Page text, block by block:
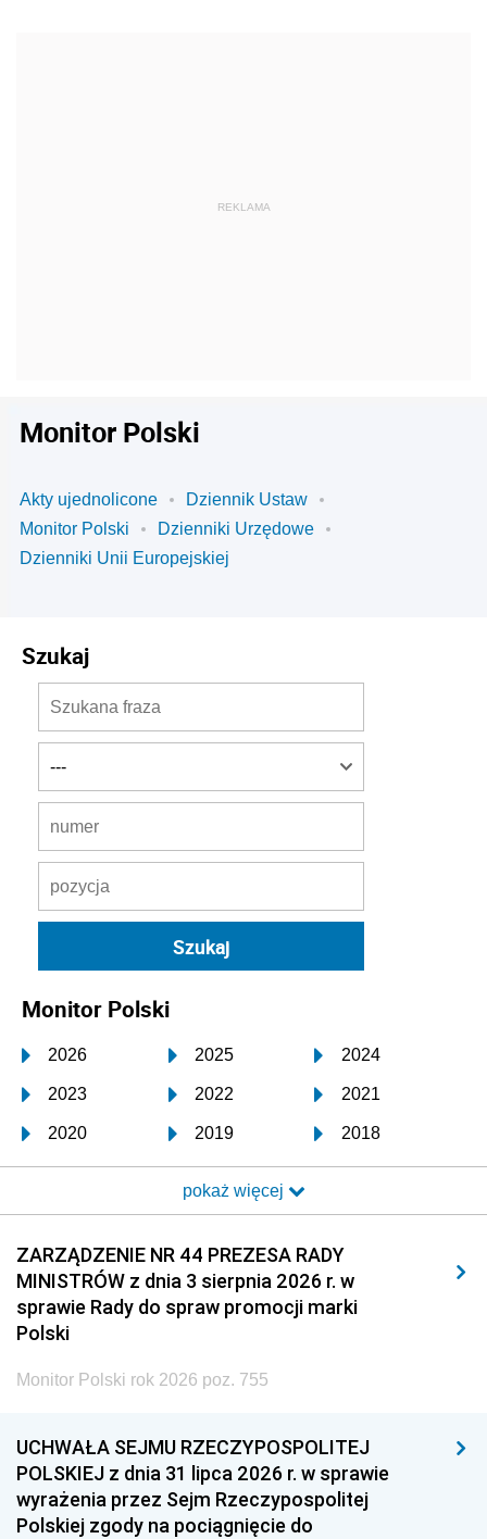
Monitor Polski
Akty ujednolicone
Dziennik Ustaw
Monitor Polski
Dzienniki Urzędowe
Dzienniki Unii Europejskiej
Szukaj
Monitor Polski
2026 2025 2024
2023 2022 2021
2020 2019 2018
2017 2016 2015
2014 2013 2012
2011 2010 2009
2008 2007 2006
2005
1996 1995 1994
1993 1992 1991
1990 1989
pokaż więcej
ZARZĄDZENIE NR 44 PREZESA RADY
MINISTRÓW z dnia 3 sierpnia 2026 r. w
sprawie Rady do spraw promocji marki
Polski
Monitor Polski rok 2026 poz. 755
UCHWAŁA SEJMU RZECZYPOSPOLITEJ
POLSKIEJ z dnia 31 lipca 2026 r. w sprawie
wyrażenia przez Sejm Rzeczypospolitej
Polskiej zgody na pociągnięcie do